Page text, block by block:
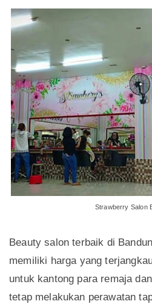
Strawberry Salon
Beauty salon terbaik di
memiliki harga yang
untuk kantong para remaja
tetap melakukan perawatan